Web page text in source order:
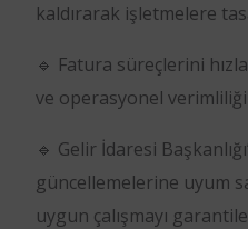
kaldırarak işletmelere
🔹 Fatura süreçlerini
ve operasyonel verimliliği
🔹 Gelir İdaresi
güncellemelerine uyum
uygun çalışmayı